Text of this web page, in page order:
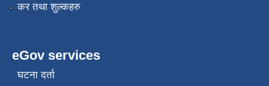
कर तथा शुल्कहरु
eGov services
घटना दर्ता